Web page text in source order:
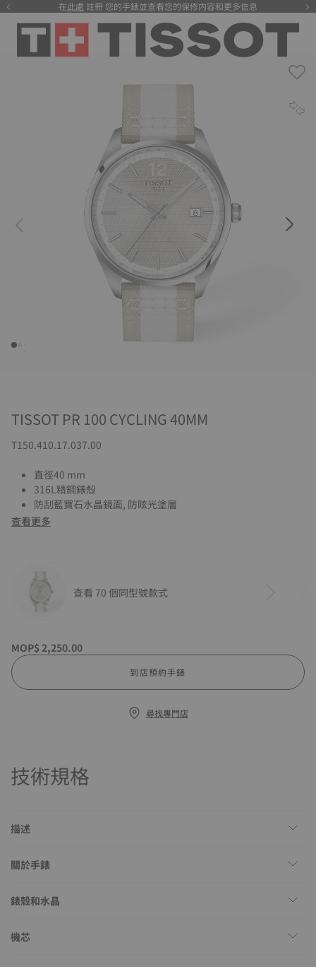
在此處 註冊 您的手錶並查看您的保修内容和更多信息
注册
TISSOT PR 100 CYCLING 40MM
T150.410.17.037.00
直徑40 mm
316L精鋼錶殼
防刮藍寶石水晶鏡面, 防眩光塗層
查看更多
查看 70 個同型號款式
MOP$ 2,250.00
到店預約手錶
尋找專門店
技術規格
描述
關於手錶
錶殼和水晶
機芯